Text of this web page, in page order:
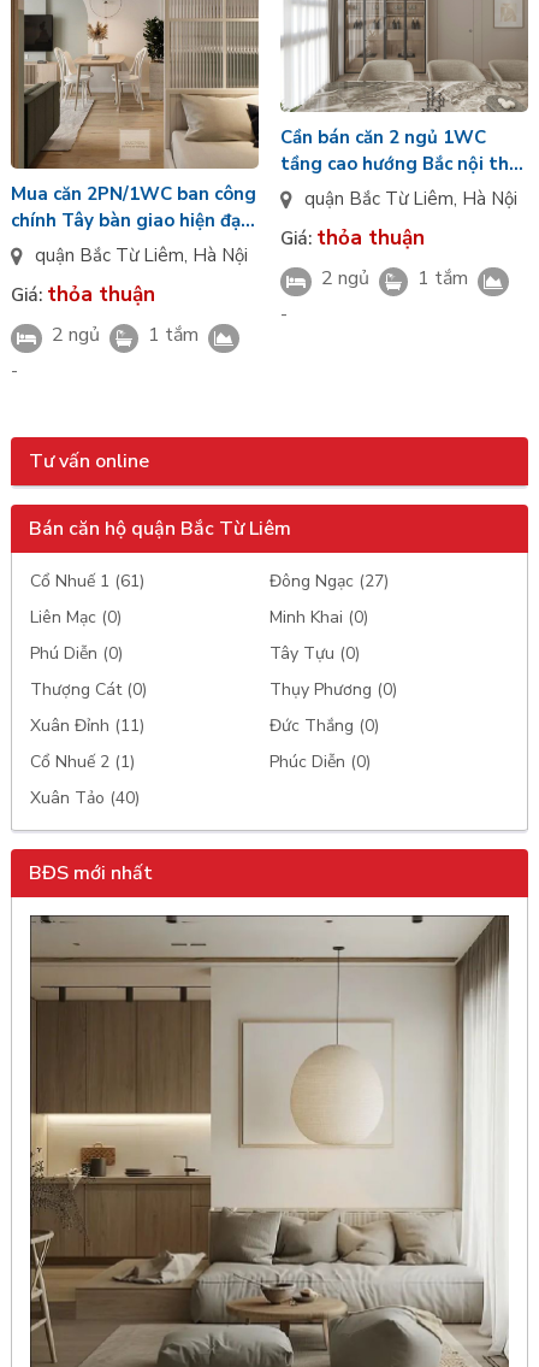
Mua căn 2PN/1WC ban công
chính Tây bàn giao hiện đại
tầng cao view nội khu Thái
Hà Spring Garden
quận Bắc Từ Liêm, Hà Nội
Giá: thỏa thuận
2 ngủ
1 tắm
-
Cần bán căn 2 ngủ 1WC
tầng cao hướng Bắc nội thất
hoàn thiện Thái Hà Spring
quận Bắc Từ Liêm, Hà Nội
Giá: thỏa thuận
2 ngủ
1 tắm
-
Tư vấn online
Bán căn hộ quận Bắc Từ Liêm
Cổ Nhuế 1 (61)
Đông Ngạc (27)
Liên Mạc (0)
Minh Khai (0)
Phú Diễn (0)
Tây Tựu (0)
Thượng Cát (0)
Thụy Phương (0)
Xuân Đỉnh (11)
Đức Thắng (0)
Cổ Nhuế 2 (1)
Phúc Diễn (0)
Xuân Tảo (40)
BĐS mới nhất